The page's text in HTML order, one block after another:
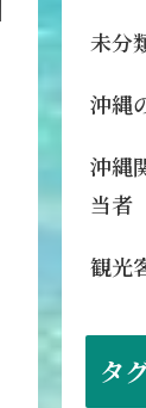
未分
沖縄
沖縄
当者
観光
タ